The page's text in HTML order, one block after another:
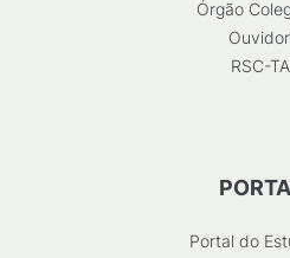
Órgão
RSC-
Portal do